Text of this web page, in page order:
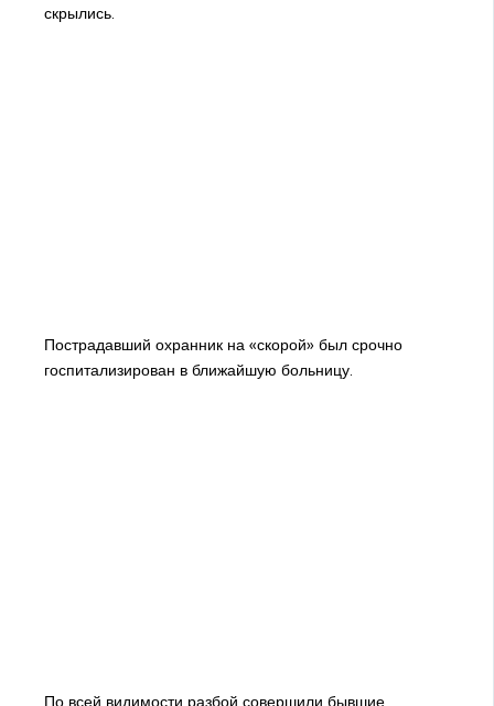
скрылись.
Пострадавший охранник на «скорой» был срочно
госпитализирован в ближайшую больницу.
По всей видимости разбой совершили бывшие